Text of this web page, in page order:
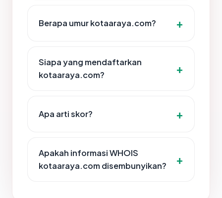
Berapa umur kotaaraya.com?
Siapa yang mendaftarkan
kotaaraya.com?
Apa arti skor?
Apakah informasi WHOIS
kotaaraya.com disembunyikan?